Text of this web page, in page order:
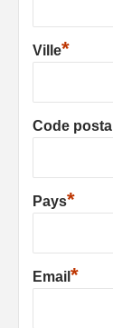
Ville*
Code postal
Pays*
Email *